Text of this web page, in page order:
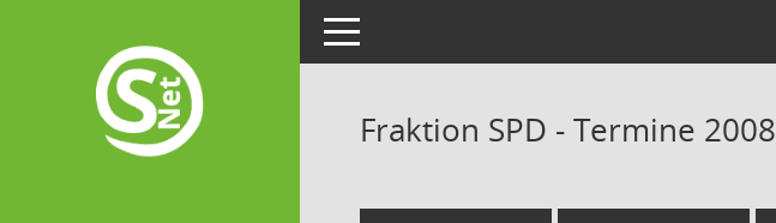
Toggle navigation
Fraktion SPD - Termine 2008